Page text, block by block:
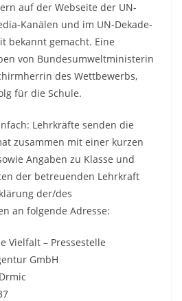
auf der Webseite der UN-
Kanälen und im UN-Dekade-
bekannt gemacht. Eine
von Bundesumweltministerin
des Wettbewerbs,
für die Schule.
Lehrkräfte senden die
zusammen mit einer kurzen
Angaben zu Klasse und
der betreuenden Lehrkraft
der/des
an folgende Adresse:
Vielfalt – Pressestelle
GmbH